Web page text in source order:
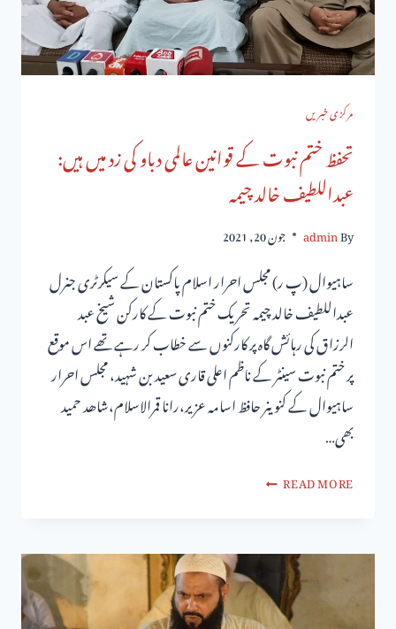
مرکزی خبریں
تحفظ ختم نبوت کے قوانین عالمی دباو کی زد میں ہیں:
عبداللطیف خالد چیمہ
By
admin جون 20, 2021
ساہیوال (پ ر) مجلس احرار اسلام پاکستان کے سیکرٹری جنرل
عبداللطیف خالد چیمہ تحریک ختم نبوت کے کارکن شیخ عبد
الرزاق کی رہائش گاہ پر کارکنوں سے خطاب کر رہے تھے اس موقع
پر ختم نبوت سینٹر کے ناظم اعلی قاری سعید بن شہید، مجلس احرار
ساہیوال کے کنوینر حافظ اسامہ عزیر،رانا قمرالاسلام،شاھد حمید
بھی…
READ MORE